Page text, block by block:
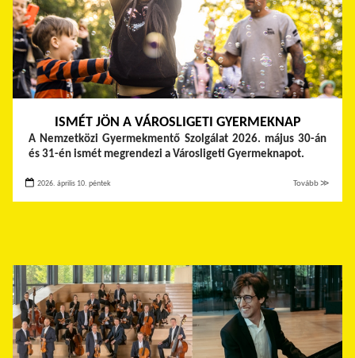
ISMÉT JÖN A VÁROSLIGETI GYERMEKNAP
A Nemzetközi Gyermekmentő Szolgálat 2026. május 30-án
és 31-én ismét megrendezi a Városligeti Gyermeknapot.
2026. április 10. péntek Tovább ≫